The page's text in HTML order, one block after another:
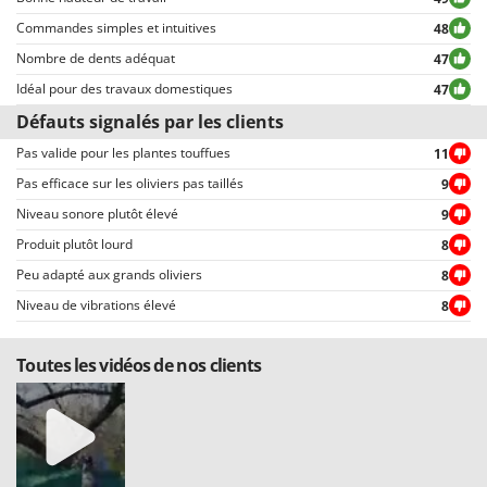
consultés rapidement par nos visiteurs, grâce également aux filtres qui
permettent une sélection rapide, comme par exemple celui permettant de
choisir entre avis positifs et négatifs.
Commandes simples et intuitives
48
Nombre de dents adéquat
47
Idéal pour des travaux domestiques
47
Défauts signalés par les clients
Pas valide pour les plantes touffues
11
Pas efficace sur les oliviers pas taillés
9
Niveau sonore plutôt élevé
9
Produit plutôt lourd
8
Peu adapté aux grands oliviers
8
Niveau de vibrations élevé
8
Toutes les vidéos de nos clients